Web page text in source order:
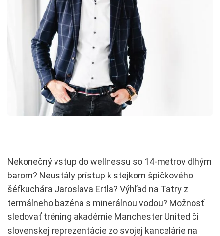
Nekonečný vstup do wellnessu so 14-metrov dlhým
barom? Neustály prístup k stejkom špičkového
šéfkuchára Jaroslava Ertla? Výhľad na Tatry z
termálneho bazéna s minerálnou vodou? Možnosť
sledovať tréning akadémie Manchester United či
slovenskej reprezentácie zo svojej kancelárie na